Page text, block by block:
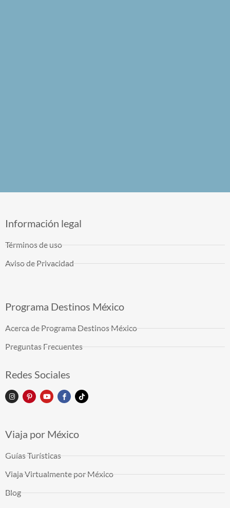
Información legal
Términos de uso
Aviso de Privacidad
Programa Destinos México
Acerca de Programa Destinos México
Preguntas Frecuentes
Redes Sociales
Viaja por México
Guías Turísticas
Viaja Virtualmente por México
Blog